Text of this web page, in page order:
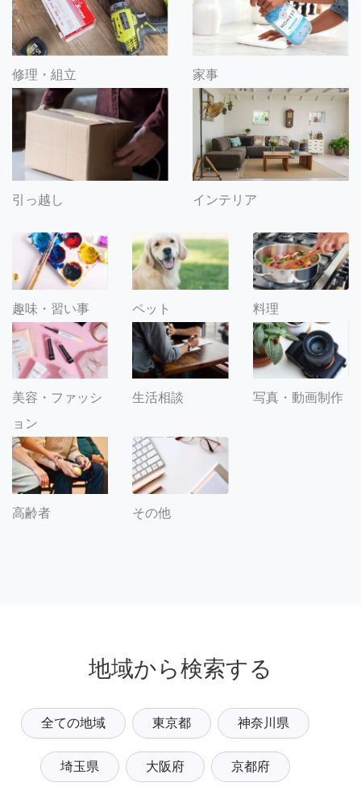
修理・組立 家事
引っ越し インテリア
趣味・習い事 ペット 料理
美容・ファッシ
ョン
生活相談 写真・動画制作
高齢者 その他
地域から検索する
全ての地域 東京都 神奈川県
埼玉県 大阪府 京都府